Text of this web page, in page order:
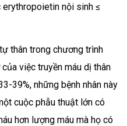
nội sinh ≤
thân trong chương trình
việc truyền máu dị thân
39%, những bệnh nhân này
cuộc phẫu thuật lớn có
hơn lượng máu mà họ có